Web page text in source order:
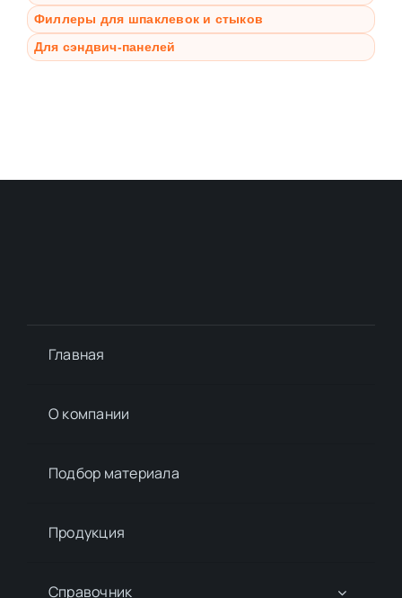
Филлеры для шпаклевок и стыков
Для сэндвич-панелей
Главная
О компании
Подбор материалa
Продукция
Справочник